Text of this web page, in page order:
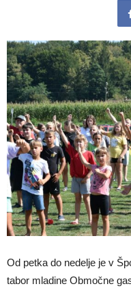
Od petka do nedelje je v
tabor mladine Območne